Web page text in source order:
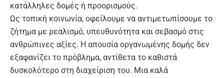
κατάλληλες δομές ή προορισμούς.
Ως τοπική κοινωνία, οφείλουμε να αντιμετωπίσουμε το
ζήτημα με ρεαλισμό, υπευθυνότητα και σεβασμό στις
ανθρώπινες αξίες. Η απουσία οργανωμένης δομής δεν
εξαφανίζει το πρόβλημα, αντίθετα το καθιστά
δυσκολότερο στη διαχείριση του. Μια καλά